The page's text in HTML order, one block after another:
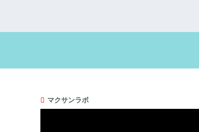
マクサンラボ